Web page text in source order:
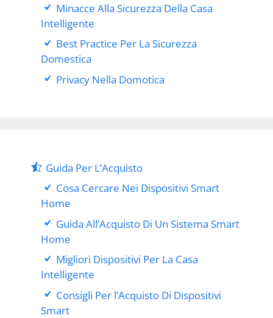
Minacce Alla Sicurezza Della Casa
Intelligente
Best Practice Per La Sicurezza
Domestica
Privacy Nella Domotica
Guida Per L’Acquisto
Cosa Cercare Nei Dispositivi Smart
Home
Guida All’Acquisto Di Un Sistema Smart
Home
Migliori Dispositivi Per La Casa
Intelligente
Consigli Per l’Acquisto Di Dispositivi
Smart